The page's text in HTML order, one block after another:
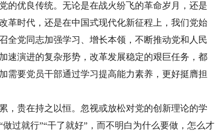
优良传统。无论是在战火纷飞的革命岁月，还是
革时代，还是在中国式现代化新征程上，我们党始
全党同志加强学习、增长本领，不断推动党和人民
速演进的复杂形势，改革发展稳定的艰巨任务，都
需要党员干部通过学习提高能力素养，更好挺膺担
贵在持之以恒。忽视或放松对党的创新理论的学
过就行”“干了就好”，而不明白为什么要做，怎么才